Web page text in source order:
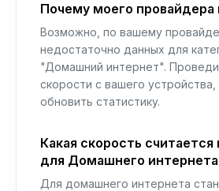
Почему моего провайдера
Возможно, по вашему
недостаточно данных для
"Домашний интернет".
скорости с вашего
обновить статистику.
Какая скорость
для Домашнего
Для домашнего интернета